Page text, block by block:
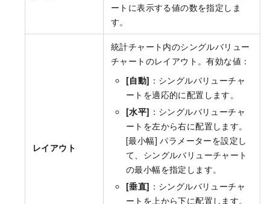
ートに表示する値の数を指定しま
す。
レイアウト
統計チャート内のシングルバリュー
チャートのレイアウト。有効な値：
[自動] ：シングルバリューチャ
ートを適応的に配置します。
[水平] ：シングルバリューチャ
ートを左から右に配置します。
[最小幅] パラメーターを設定し
て、シングルバリューチャート
の最小幅を指定します。
[垂直] ：シングルバリューチャ
ートを上から下に配置します。